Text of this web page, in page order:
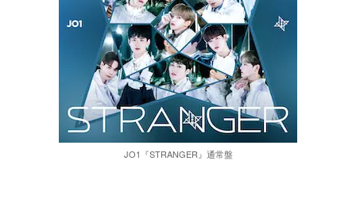
JO1『STRANGER』通常盤